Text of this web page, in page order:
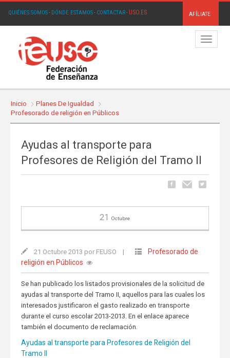
QUIÉNES SOMOS· DÓNDE ESTAMOS· CONTACTAR· USO.ES AFÍLIATE
Menú
Inicio
Planes De Igualdad
Profesorado de religión en Públicos
Ayudas al transporte para
Profesores de Religión del Tramo II
21 Octubre
21 Octubre 2013 por FEUSO |
Profesorado de
religión en Públicos
Se han publicado los listados provisionales de la solicitud de
ayudas al transporte del Tramo II, aquellos para las cuales los
interesados justificaron el gasto realizado en transporte
durante el curso escolar 2013-2013. En el enlace aparece
también el documento de reclamación.
Ayudas al transporte para Profesores de Religión del
Tramo II